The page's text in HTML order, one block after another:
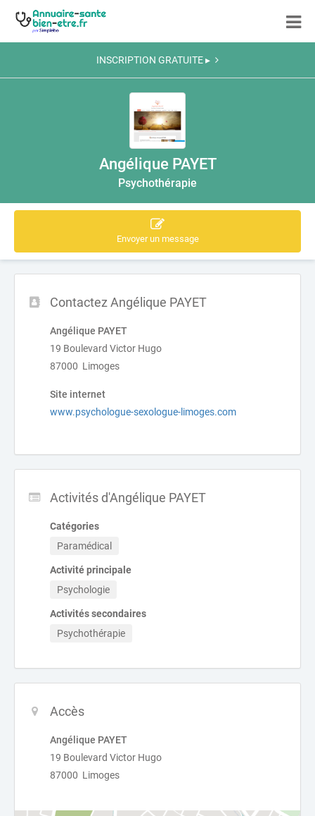
INSCRIPTION GRATUITE ▸
Angélique PAYET
Psychothérapie
Envoyer un message
Contactez Angélique PAYET
Angélique PAYET
19 Boulevard Victor Hugo
87000 Limoges
Site internet
www.psychologue-sexologue-limoges.com
Activités d'Angélique PAYET
Catégories
Paramédical
Activité principale
Psychologie
Activités secondaires
Psychothérapie
Accès
Angélique PAYET
19 Boulevard Victor Hugo
87000 Limoges